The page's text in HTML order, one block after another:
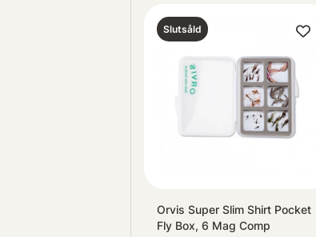
Slutsåld
Orvis Super Slim Shirt Pocket
Fly Box, 6 Mag Comp